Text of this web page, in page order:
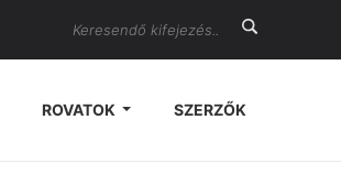
Search
ROVATOK SZERZŐK